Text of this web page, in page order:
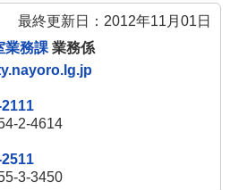
最終更新日：2012年11月01日
業務課 業務係
2-4614
3-3450